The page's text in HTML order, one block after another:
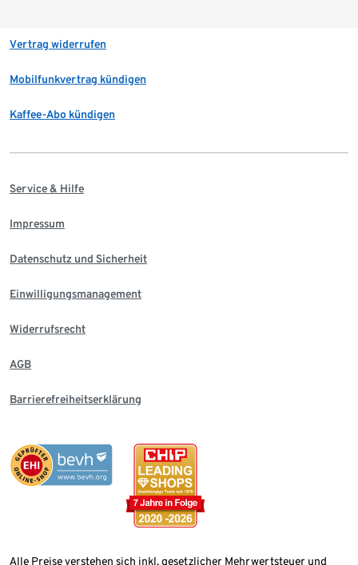
Vertrag widerrufen
Mobilfunkvertrag kündigen
Kaffee-Abo kündigen
Service & Hilfe
Impressum
Datenschutz und Sicherheit
Einwilligungsmanagement
Widerrufsrecht
AGB
Barrierefreiheitserklärung
Alle Preise verstehen sich inkl. gesetzlicher Mehrwertsteuer und